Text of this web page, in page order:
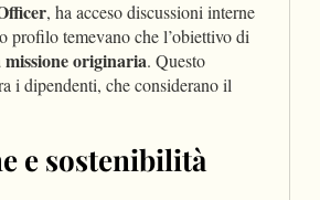
, ha acceso discussioni interne
profilo temevano che l’obiettivo di
originaria. Questo
i dipendenti, che considerano il
e sostenibilità